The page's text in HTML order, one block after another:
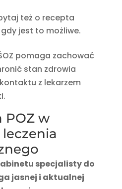
też o recepta
jest to możliwe.
pomaga zachować
stan zdrowia
z lekarzem
POZ w
specjalisty do
jasnej i aktualnej